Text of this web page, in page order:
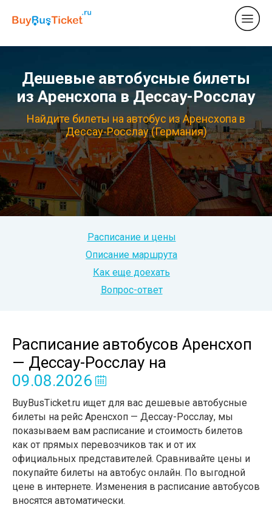
Дешевые автобусные билеты
из Аренсхопа в Дессау-Росслау
Найдите билеты на автобус из Аренсхопа в
Дессау-Росслау (Германия)
Расписание и цены
Описание маршрута
Как еще доехать
Вопрос-ответ
Расписание автобусов Аренсхоп
— Дессау-Росслау на
09.08.2026
BuyBusTicket.ru ищет для вас дешевые автобусные
билеты на рейс Аренсхоп — Дессау-Росслау, мы
показываем вам расписание и стоимость билетов
как от прямых перевозчиков так и от их
официальных представителей. Сравнивайте цены и
покупайте билеты на автобус онлайн. По выгодной
цене в интернете. Изменения в расписание автобусов
вносятся автоматически.